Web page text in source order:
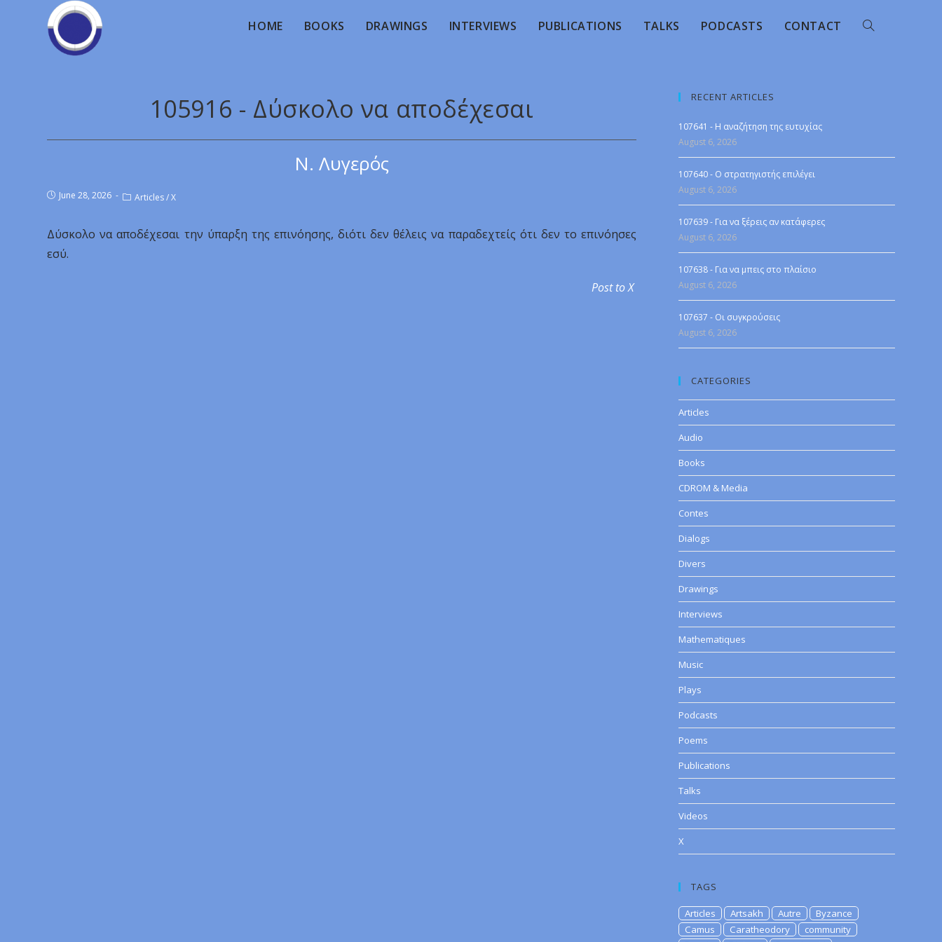
HOME BOOKS DRAWINGS INTERVIEWS PUBLICATIONS TALKS PODCASTS CONTACT
105916 - Δύσκολο να αποδέχεσαι
Ν. Λυγερός
June 28, 2026 Articles/X
Δύσκολο να αποδέχεσαι την ύπαρξη της επινόησης, διότι δεν θέλεις να παραδεχτείς ότι δεν το επινόησες
εσύ.
Post to X
RECENT ARTICLES
107641 - Η αναζήτηση της ευτυχίας
August 6, 2026
107640 - Ο στρατηγιστής επιλέγει
August 6, 2026
107639 - Για να ξέρεις αν κατάφερες
August 6, 2026
107638 - Για να μπεις στο πλαίσιο
August 6, 2026
107637 - Οι συγκρούσεις
August 6, 2026
CATEGORIES
Articles
Audio
Books
CDROM & Media
Contes
Dialogs
Divers
Drawings
Interviews
Mathematiques
Music
Plays
Podcasts
Poems
Publications
Talks
Videos
X
TAGS
Articles Artsakh Autre
Byzance
Camus
Caratheodory
community